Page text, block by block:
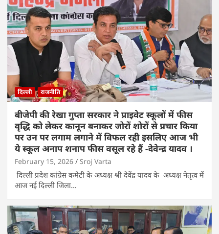
दिल्ली राजनीति
बीजेपी की रेखा गुप्ता सरकार ने प्राइवेट स्कूलों में फीस
वृद्धि को लेकर कानून बनाकर जोरों शोरों से प्रचार किया
पर उन पर लगाम लगाने में विफल रही इसलिए आज भी
ये स्कूल अनाप शनाप फीस वसूल रहे हैं -देवेन्द्र यादव ।
February 15, 2026 Sroj Varta
दिल्ली प्रदेश कांग्रेस कमेटी के अध्यक्ष श्री देवेंद्र यादव के अध्यक्ष नेतृत्व में
आज नई दिल्ली जिला…